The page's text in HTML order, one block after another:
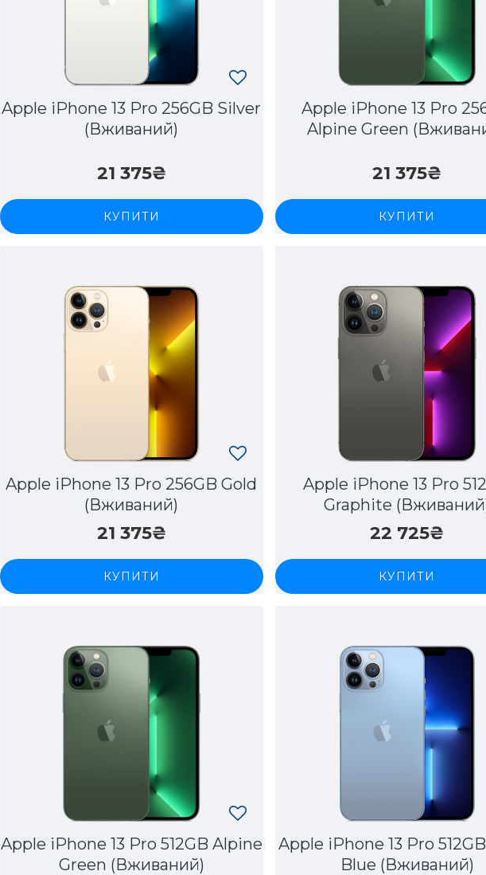
Apple iPhone 13 Pro 256GB Silver
(Вживаний)
21 375₴
КУПИТИ
Apple iPhone 13 Pro
Alpine Green
21 375₴
КУПИТИ
Apple iPhone 13 Pro 256GB Gold
(Вживаний)
21 375₴
КУПИТИ
Apple iPhone 13 Pro
Graphite
22 725₴
КУПИТИ
Apple iPhone 13 Pro 512GB Alpine
Green (Вживаний)
Apple iPhone 13 Pro
Blue (Вживаний)